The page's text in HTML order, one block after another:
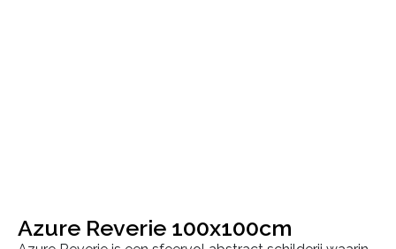
Azure Reverie 100x100cm